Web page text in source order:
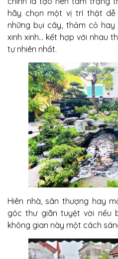
hãy chọn một vị trí thật
những bụi cây, thảm cỏ
xinh xinh... kết hợp với nhau
tự nhiên nhất.
Hiên nhà, sân thượng hay
góc thư giãn tuyệt vời nếu
không gian này một cách